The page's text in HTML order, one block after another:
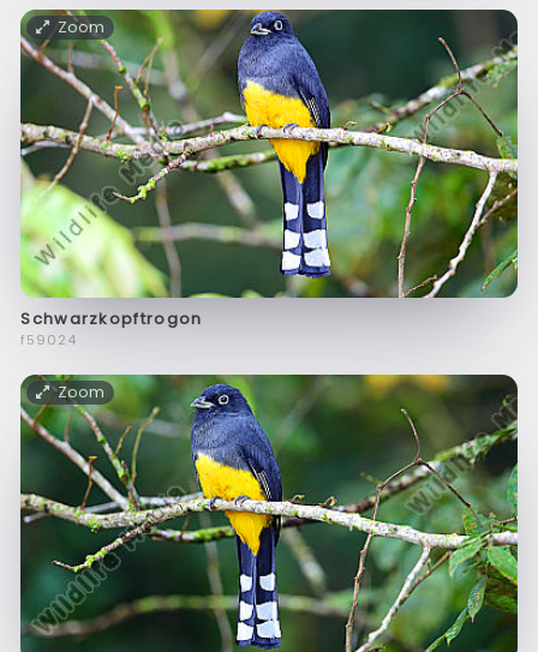
Zoom
Schwarzkopftrogon
f59024
Zoom